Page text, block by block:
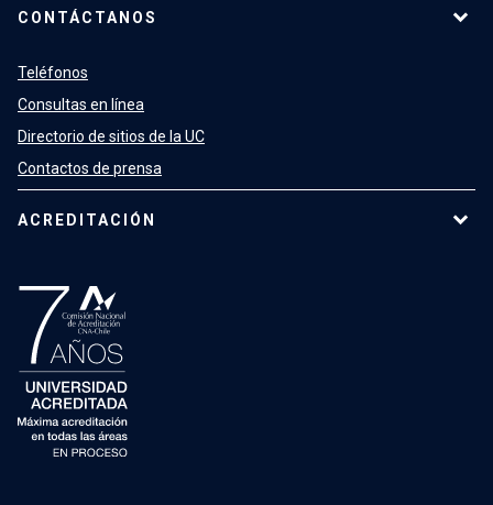
CONTÁCTANOS
Teléfonos
Consultas en línea
Directorio de sitios de la UC
Contactos de prensa
ACREDITACIÓN